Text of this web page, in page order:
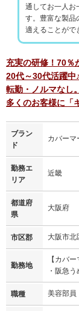
通してお一人お
す。豊富な製品
適えることがで
充実の研修！70％
20代～30代活躍中
転勤・ノルマなし
多くのお客様に「
ブラン
ド
カバーマ
勤務エ
リア
近畿
都道府
県
大阪府
市区郡 大阪市北
勤務地
【カバ
・阪急
職種 美容部員